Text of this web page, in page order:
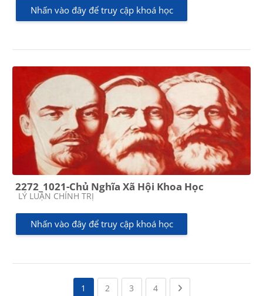
Nhấn vào đây để truy cập khoá học
2272_1021-Chủ Nghĩa Xã Hội Khoa Học
Các loại khóa học
LÝ LUẬN CHÍNH TRỊ
Nhấn vào đây để truy cập khoá học
1 2 (current)
3 (current)
4(current)Next page